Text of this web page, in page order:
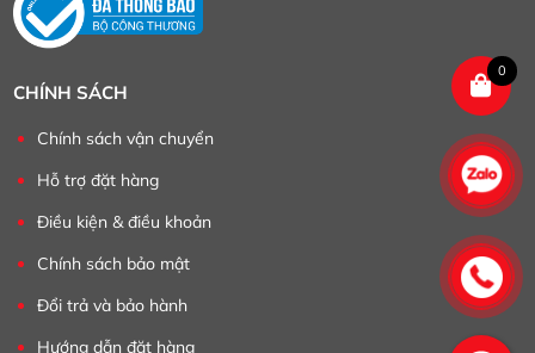
CHÍNH SÁCH
Chính sách vận chuyển
Hỗ trợ đặt hàng
Điều kiện & điều khoản
Chính sách bảo mật
Đổi trả và bảo hành
Hướng dẫn đặt hàng
0